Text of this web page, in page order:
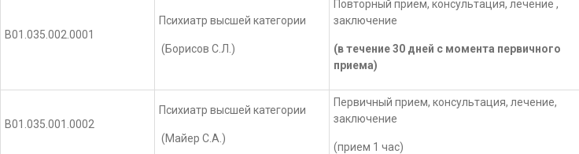
В01.035.002.0001
Психиатр высшей категории
(Борисов С.Л.)
Повторный прием, консультация, лечение ,
заключение
(в течение 30 дней с момента первичного
приема)
В01.035.001.0002
Психиатр высшей категории
(Майер С.А.)
Первичный прием, консультация, лечение,
заключение
(прием 1 час)